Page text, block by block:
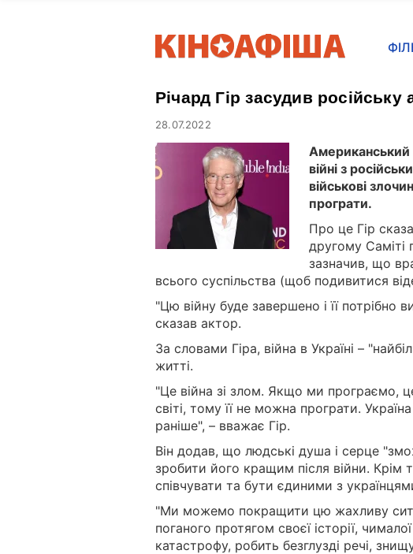
Річард Гір засудив російську
28.07.2022
Американський
війні з
військові
програти.
Про це Гір
другому Саміті
зазначив, що
всього суспільства (щоб подивитися
"Цю війну буде завершено і її
сказав актор.
За словами Гіра, війна в Україні –
житті.
"Це війна зі злом. Якщо ми програємо,
світі, тому її не можна програти.
раніше", – вважає Гір.
Він додав, що людські душа і серце
зробити його кращим після війни. Крім
співчувати та бути єдиними з
"Ми можемо покращити цю жахливу
поганого протягом своєї історії,
катастрофу, робить безглузді речі,